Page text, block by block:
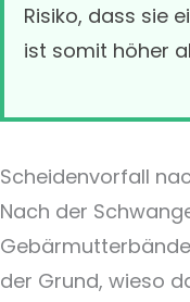
Risiko, dass sie
ist somit höher
Scheidenvorfall
Nach der
der Grund, wieso